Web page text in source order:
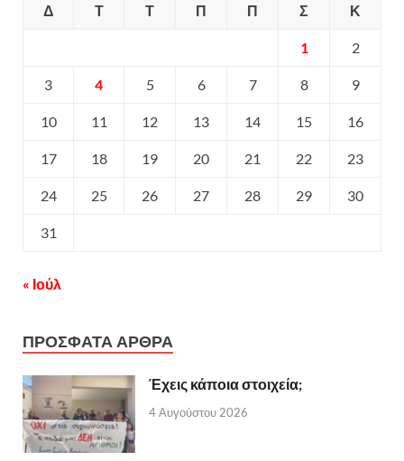
Δ
Τ Τ Π Π Σ Κ
1 2
3 4 5 6 7 8 9
10 11 12 13 14 15 16
17 18 19 20 21 22 23
24 25 26 27 28 29 30
31
« Ιούλ
ΠΡΟΣΦΑΤΑ ΑΡΘΡΑ
Έχεις κάποια στοιχεία;
4 Αυγούστου 2026